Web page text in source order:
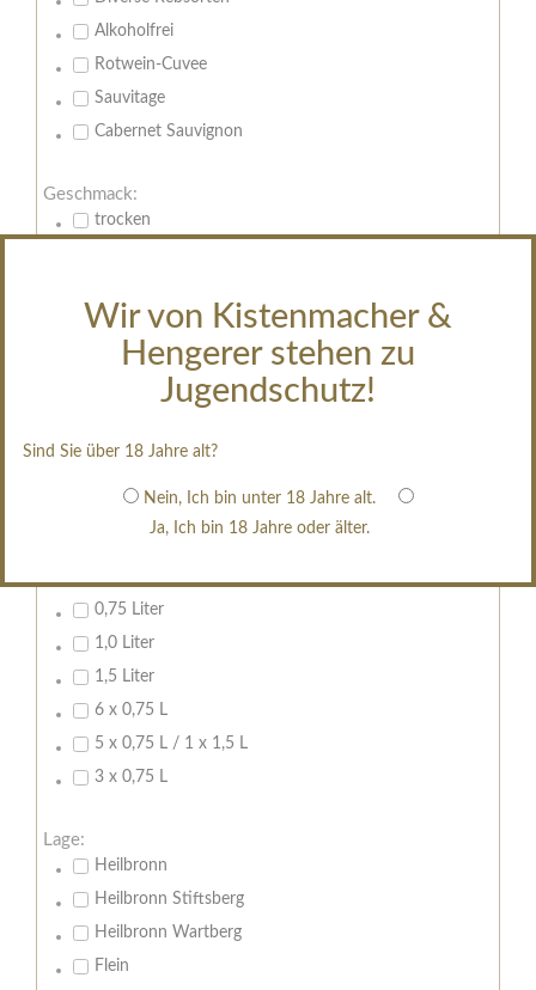
Wir von Kistenmacher &
Hengerer stehen zu
Jugendschutz!
Sind Sie über 18 Jahre alt?
Nein, Ich bin unter 18 Jahre alt.
Ja, Ich bin 18 Jahre oder älter.
Alkoholfrei
Rotwein-Cuvee
Sauvitage
Cabernet Sauvignon
Geschmack:
trocken
restsüß
edelsüß
im Holzfass gereift
erfrischend, nicht zu süß
0,75 Liter
1,0 Liter
1,5 Liter
6 x 0,75 L
5 x 0,75 L / 1 x 1,5 L
3 x 0,75 L
Lage:
Heilbronn
Heilbronn Stiftsberg
Heilbronn Wartberg
Flein